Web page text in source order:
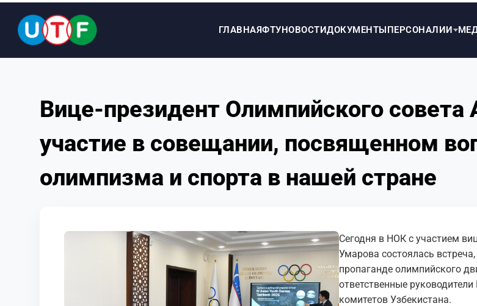
ГЛАВНАЯФТУНОВОСТИДОКУМЕНТЫПЕРСОНАЛИИ
ПЕРСОНАЛИИ
Вице-президент Олимпийского
участие в совещании, посвященном
олимпизма и спорта в нашей стране
Сегодня в НОК с участием
Умарова состоялась
пропаганде олимпийского
ответственные
комитетов Узбекистана.